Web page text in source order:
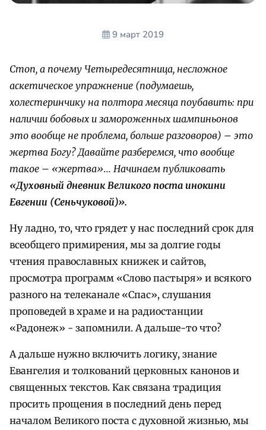
9 март 2019
Стоп, а почему Четыредесятница, несложное
аскетическое упражнение (подумаешь,
холестеринчику на полтора месяца поубавить: при
наличии бобовых и замороженных шампиньонов
это вообще не проблема, больше разговоров) – это
жертва Богу? Давайте разберемся, что вообще
такое – «жертва»... Начинаем публиковать
«Духовный дневник Великого поста инокини
Евгении (Сеньчуковой)».
Ну ладно, то, что грядет у нас последний срок для
всеобщего примирения, мы за долгие годы
чтения православных книжек и сайтов,
просмотра программ «Слово пастыря» и всякого
разного на телеканале «Спас», слушания
проповедей в храме и на радиостанции
«Радонеж» - запомнили. А дальше-то что?
А дальше нужно включить логику, знание
Евангелия и толкований церковных канонов и
священных текстов. Как связана традиция
просить прощения в последний день перед
началом Великого поста с духовной жизнью, мы